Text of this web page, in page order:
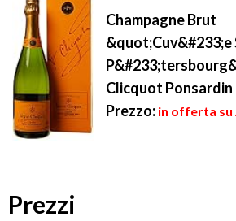
Champagne Brut
&quot;Cuv&#233;e
Clicquot Ponsardin
Prezzo: in offerta su
Prezzi